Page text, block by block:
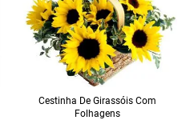
Cestinha De Girassóis Com
Folhagens